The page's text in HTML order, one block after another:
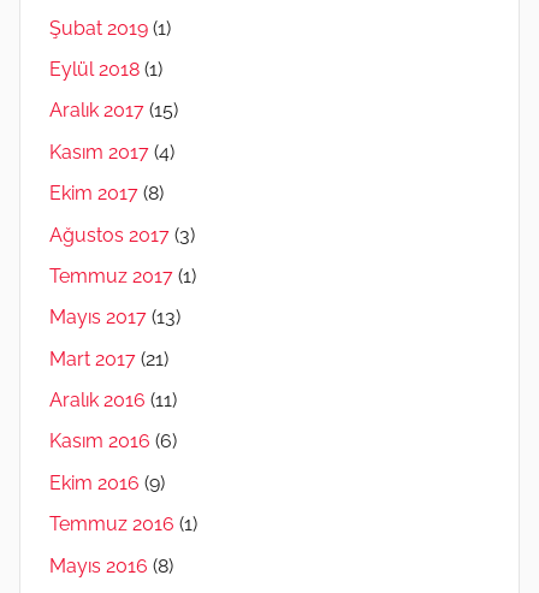
Şubat 2019 (1)
Eylül 2018 (1)
Aralık 2017 (15)
Kasım 2017 (4)
Ekim 2017 (8)
Ağustos 2017 (3)
Temmuz 2017 (1)
Mayıs 2017 (13)
Mart 2017 (21)
Aralık 2016 (11)
Kasım 2016 (6)
Ekim 2016 (9)
Temmuz 2016 (1)
Mayıs 2016 (8)